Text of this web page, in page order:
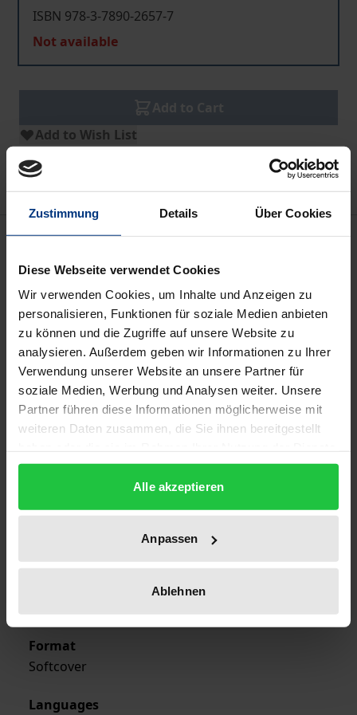
Zustimmung Details Über Cookies
Diese Webseite verwendet Cookies
Wir verwenden Cookies, um Inhalte und Anzeigen zu
personalisieren, Funktionen für soziale Medien anbieten
zu können und die Zugriffe auf unsere Website zu
analysieren. Außerdem geben wir Informationen zu Ihrer
Verwendung unserer Website an unsere Partner für
soziale Medien, Werbung und Analysen weiter. Unsere
Partner führen diese Informationen möglicherweise mit
weiteren Daten zusammen, die Sie ihnen bereitgestellt
gesammelt haben.
Alle akzeptieren
Anpassen
Ablehnen
ISBN 978-3-7890-2657-7
Not available
Add to Wish List
Bibliographical data
Edition
1
ISBN
978-3-7890-2657-7
Subtitle
Eine individualistische Begründung
Publication Date
Format
Softcover
Languages